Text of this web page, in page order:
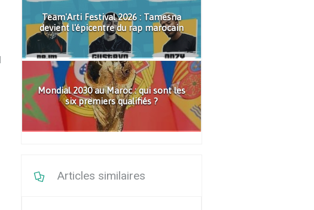
Team'Arti Festival 2026 : Tamesna
devient l'épicentre du rap marocain
Mondial 2030 au Maroc : qui sont les
six premiers qualifiés ?
Articles similaires